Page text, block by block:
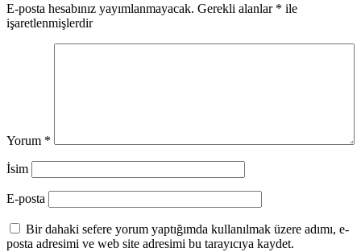
E-posta hesabınız yayımlanmayacak. Gerekli alanlar * ile
işaretlenmişlerdir
Yorum *
İsim
E-posta
Bir dahaki sefere yorum yaptığımda kullanılmak üzere adımı, e-
posta adresimi ve web site adresimi bu tarayıcıya kaydet.